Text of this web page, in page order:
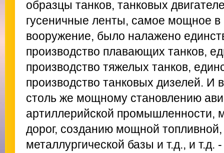
образцы танков, танковых
гусеничные ленты, самое мощное в
вооружение, было налажено
производство плавающих танков,
производство тяжелых танков,
производство танковых дизелей. И
столь же мощному становлению
артиллерийской промышленности,
дорог, созданию мощной топливной,
металлургической базы и т.д., и т.д.